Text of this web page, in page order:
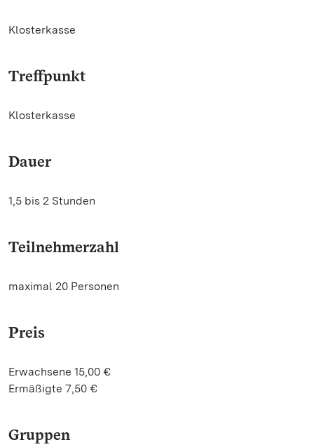
Klosterkasse
Treffpunkt
Klosterkasse
Dauer
1,5 bis 2 Stunden
Teilnehmerzahl
maximal 20 Personen
Preis
Erwachsene 15,00 €
Ermäßigte 7,50 €
Gruppen